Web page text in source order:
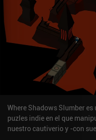
Where Shadows Slumber
puzles indie en el que
nuestro cautiverio y -con